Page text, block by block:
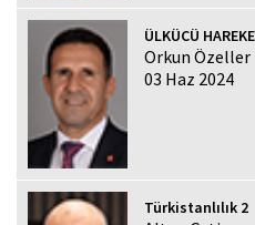
ÜLKÜCÜ
Orkun Özeller
03 Haz 2024
Türkistanlılık 2